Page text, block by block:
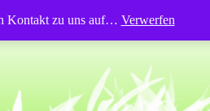
Kontakt zu uns auf… Verwerfen